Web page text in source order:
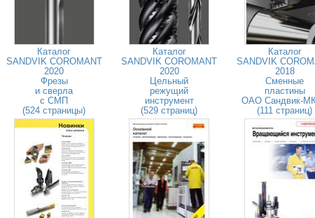
Каталог
SANDVIK COROMANT
2020
Фрезы
и сверла
с СМП
(524 страницы)
Каталог
SANDVIK COROMANT
2020
Цельный
режущий
инструмент
(529 страниц)
Каталог
SANDVIK
2018
Сменные
пластины
ОАО Сандвик-
(111 страниц)